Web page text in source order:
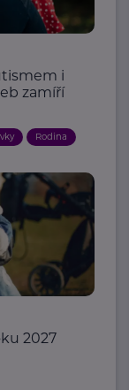
i
zamíří
Rodina
2027